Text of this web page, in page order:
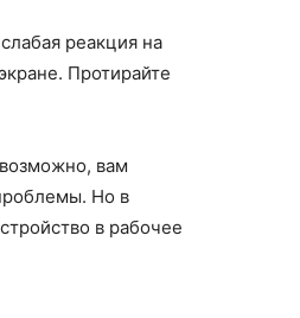
реакция на
Протирайте
вам
Но в
в рабочее